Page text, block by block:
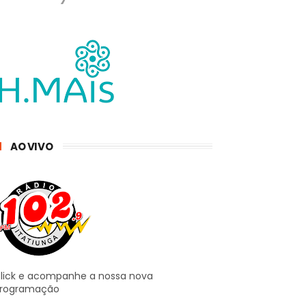
AO VIVO
e acompanhe a nossa nova